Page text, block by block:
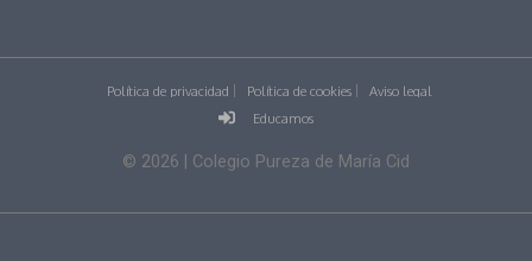
Política de privacidad Política de cookies
Aviso legal
Educamos
© 2026 | Colegio Pureza de María Cid